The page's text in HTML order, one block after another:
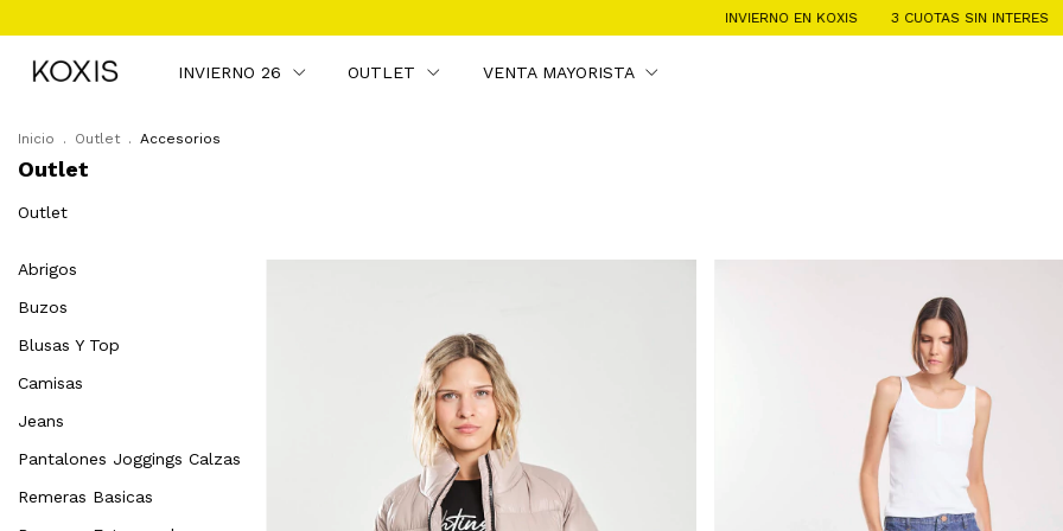
3 CUOTAS SIN INTERES INVIERNO EN KOXIS 3 CUOTAS
INVIERNO 26 OUTLET VENTA MAYORISTA
Inicio . Outlet . Accesorios
Outlet
Outlet
Abrigos
Buzos
Blusas Y Top
Camisas
Jeans
Pantalones Joggings Calzas
Remeras Basicas